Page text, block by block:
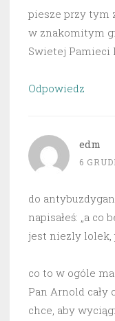
piesze przy tym
w znakomitym
Swietej Pamieci
Odpowiedz
edm
6
do
napisałeś: „a co
jest niezly lolek,
co to w ogóle
Pan Arnold
chce, aby